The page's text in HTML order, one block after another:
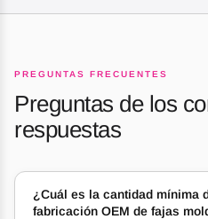
PREGUNTAS FRECUENTES
Preguntas de los
respuestas
¿Cuál es la cantidad mínima
fabricación OEM de fajas